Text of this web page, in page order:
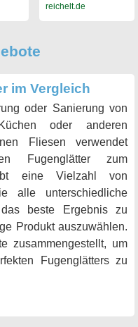
reichelt.de
im Vergleich
oder Sanierung von
oder anderen
Fliesen verwendet
Fugenglätter zum
eine Vielzahl von
alle unterschiedliche
beste Ergebnis zu
Produkt auszuwählen.
zusammengestellt, um
Fugenglätters zu